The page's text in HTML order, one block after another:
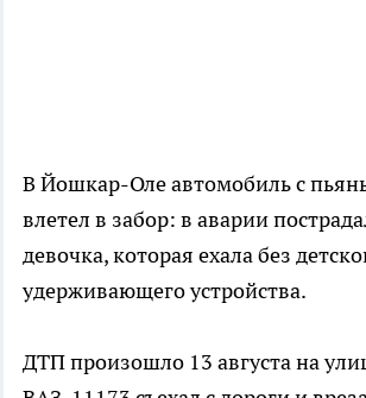
В Йошкар-Оле автомобиль с
влетел в забор: в аварии
девочка, которая ехала без
удерживающего устройства.
ДТП произошло 13 августа на